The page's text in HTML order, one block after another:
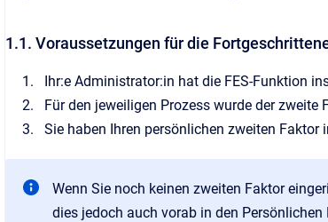
1.1. Voraussetzungen für die
Ihr:e Administrator:in hat die FES-Funktion
Für den jeweiligen Prozess wurde der
Sie haben Ihren persönlichen zweiten
Wenn Sie noch keinen zweiten Faktor
dies jedoch auch vorab in den Persönlichen